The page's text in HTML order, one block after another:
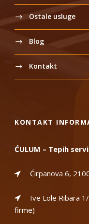
Ostale usluge
Blog
Kontakt
KONTAKT
ĆULUM – Tepih
Ćirpanova 6,
Ive Lole Ribara
firme)